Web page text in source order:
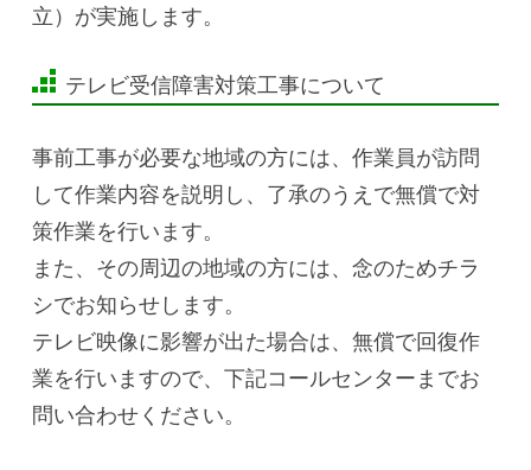
立）が実施します。
テレビ受信障害対策工事について
事前工事が必要な地域の方には、作業員が訪問
して作業内容を説明し、了承のうえで無償で対
策作業を行います。
また、その周辺の地域の方には、念のためチラ
シでお知らせします。
テレビ映像に影響が出た場合は、無償で回復作
業を行いますので、下記コールセンターまでお
問い合わせください。